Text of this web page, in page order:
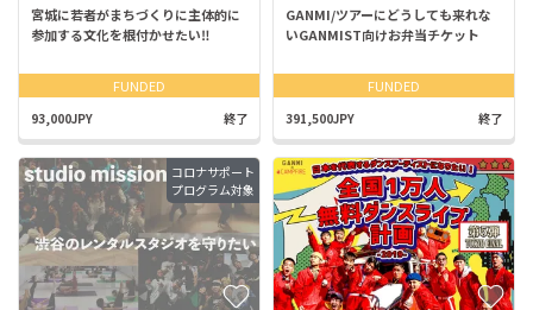
宮城に若者がまちづくりに主体的に
参加する文化を根付かせたい‼
FUNDED
93,000JPY 終了
GANMI/ツアーにどうしても来れな
いGANMIST向けお弁当チケット
FUNDED
391,500JPY 終了
コロナサポート
プログラム対象